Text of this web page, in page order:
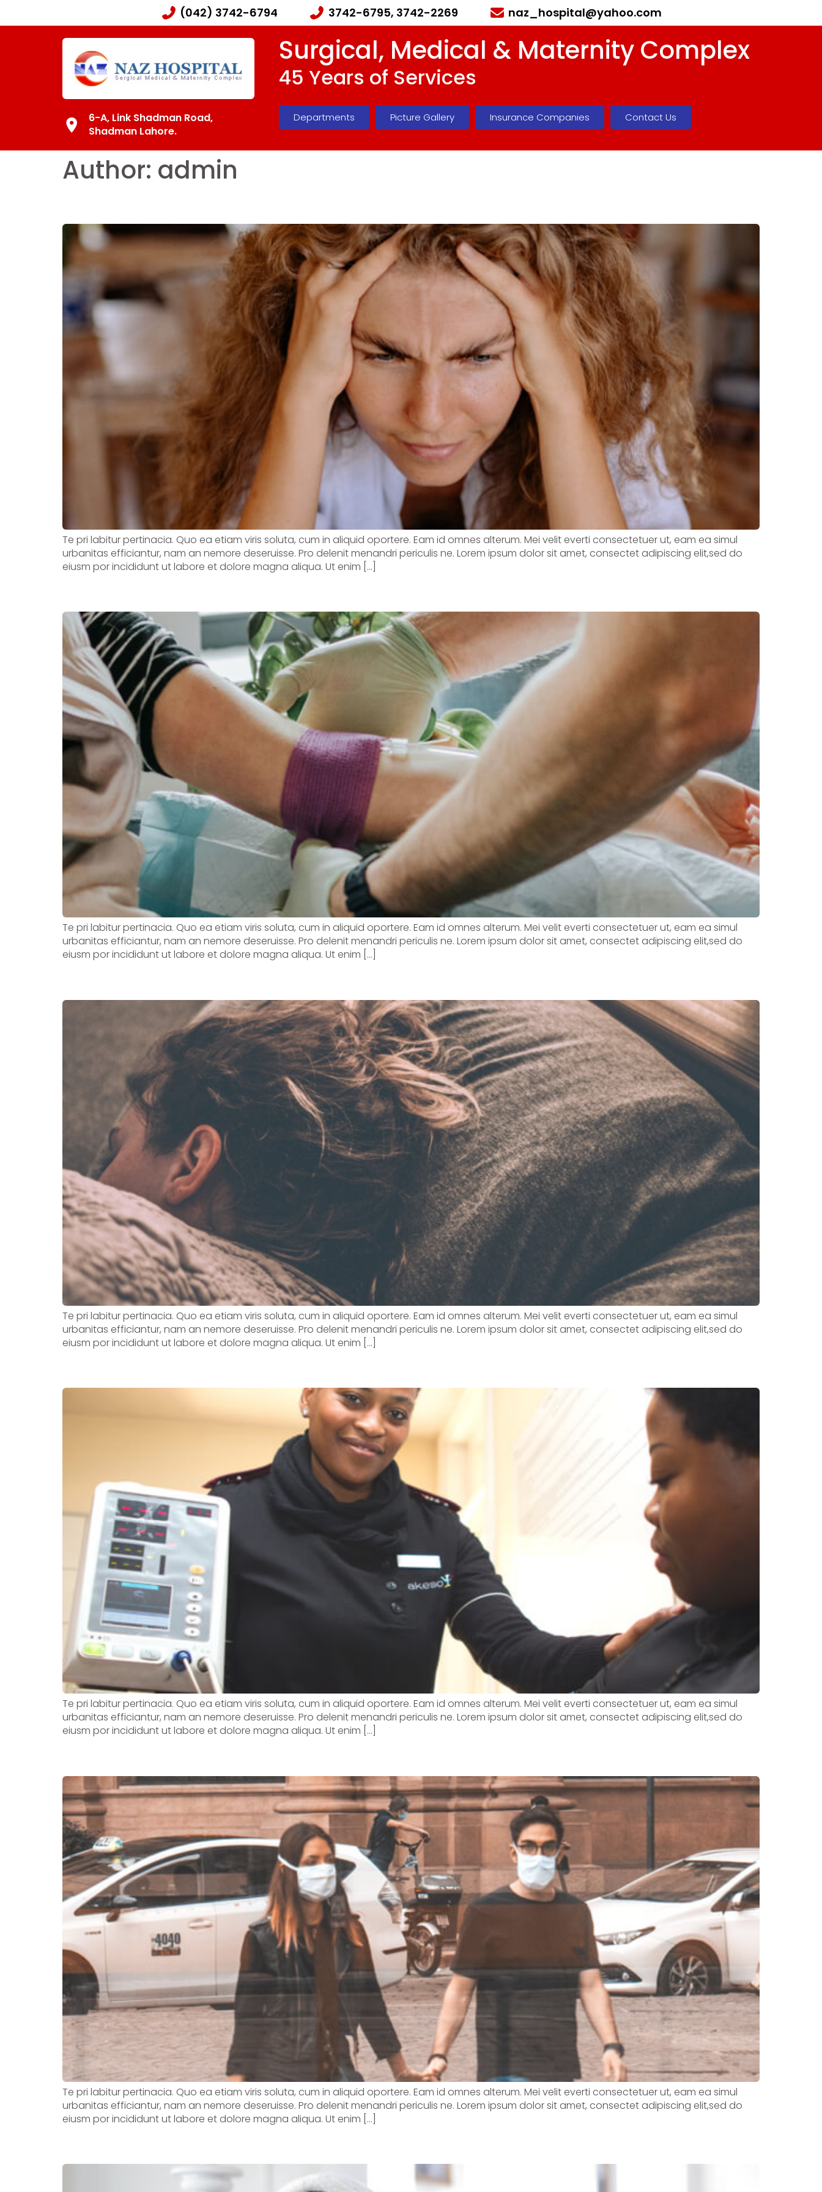
(042) 3742-6794 3742-6795, 3742-2269 naz_hospital@yahoo.com
6-A, Link Shadman Road,
Shadman Lahore.
Surgical, Medical & Maternity Complex
45 Years of Services
Departments Picture Gallery Insurance Companies Contact Us
Author: admin
Te pri labitur pertinacia. Quo ea etiam viris soluta, cum in aliquid oportere. Eam id omnes alterum. Mei velit everti consectetuer ut, eam ea simul
urbanitas efficiantur, nam an nemore deseruisse. Pro delenit menandri periculis ne. Lorem ipsum dolor sit amet, consectet adipiscing elit,sed do
eiusm por incididunt ut labore et dolore magna aliqua. Ut enim […]
Te pri labitur pertinacia. Quo ea etiam viris soluta, cum in aliquid oportere. Eam id omnes alterum. Mei velit everti consectetuer ut, eam ea simul
urbanitas efficiantur, nam an nemore deseruisse. Pro delenit menandri periculis ne. Lorem ipsum dolor sit amet, consectet adipiscing elit,sed do
eiusm por incididunt ut labore et dolore magna aliqua. Ut enim […]
Te pri labitur pertinacia. Quo ea etiam viris soluta, cum in aliquid oportere. Eam id omnes alterum. Mei velit everti consectetuer ut, eam ea simul
urbanitas efficiantur, nam an nemore deseruisse. Pro delenit menandri periculis ne. Lorem ipsum dolor sit amet, consectet adipiscing elit,sed do
eiusm por incididunt ut labore et dolore magna aliqua. Ut enim […]
Te pri labitur pertinacia. Quo ea etiam viris soluta, cum in aliquid oportere. Eam id omnes alterum. Mei velit everti consectetuer ut, eam ea simul
urbanitas efficiantur, nam an nemore deseruisse. Pro delenit menandri periculis ne. Lorem ipsum dolor sit amet, consectet adipiscing elit,sed do
eiusm por incididunt ut labore et dolore magna aliqua. Ut enim […]
Te pri labitur pertinacia. Quo ea etiam viris soluta, cum in aliquid oportere. Eam id omnes alterum. Mei velit everti consectetuer ut, eam ea simul
urbanitas efficiantur, nam an nemore deseruisse. Pro delenit menandri periculis ne. Lorem ipsum dolor sit amet, consectet adipiscing elit,sed do
eiusm por incididunt ut labore et dolore magna aliqua. Ut enim […]